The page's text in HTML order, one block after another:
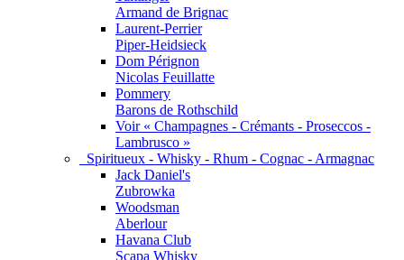
Armand de Brignac
Laurent-Perrier
Piper-Heidsieck
Dom Pérignon
Nicolas Feuillatte
Pommery
Barons de Rothschild
Voir « Champagnes - Crémants - Proseccos -
Lambrusco »
Spiritueux - Whisky - Rhum - Cognac - Armagnac
Jack Daniel's
Zubrowka
Woodsman
Aberlour
Havana Club
Scapa Whisky